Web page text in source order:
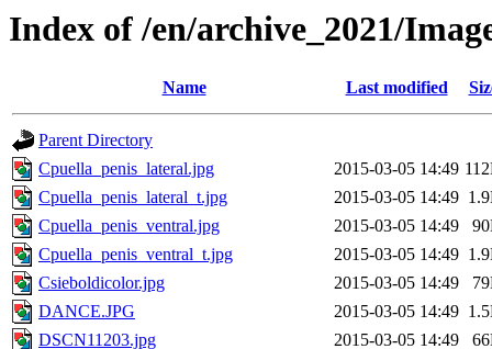
Index of /en/archive_2021/
Name Last modified
Parent Directory
Cpuella_penis_lateral.jpg
2015-03-05 14:49
Cpuella_penis_lateral_t.jpg
2015-03-05 14:49
Cpuella_penis_ventral.jpg
2015-03-05 14:49
Cpuella_penis_ventral_t.jpg
2015-03-05 14:49
Csieboldicolor.jpg
2015-03-05 14:49
DANCE.JPG
2015-03-05 14:49
DSCN11203.jpg
2015-03-05 14:49